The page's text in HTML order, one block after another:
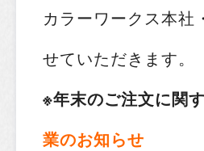
カラーワークス本社
せていただきます。
※年末のご注文に
業のお知らせ